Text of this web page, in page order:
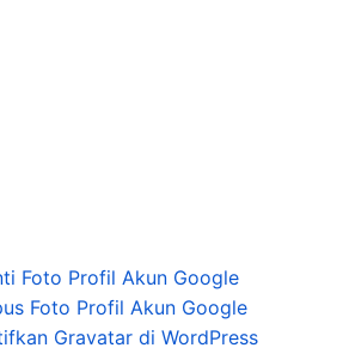
Foto Profil Akun Google
Foto Profil Akun Google
Gravatar di WordPress